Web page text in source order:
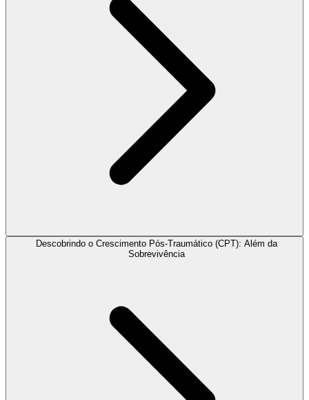
Descobrindo o Crescimento Pós-Traumático (CPT): Além da
Sobrevivência